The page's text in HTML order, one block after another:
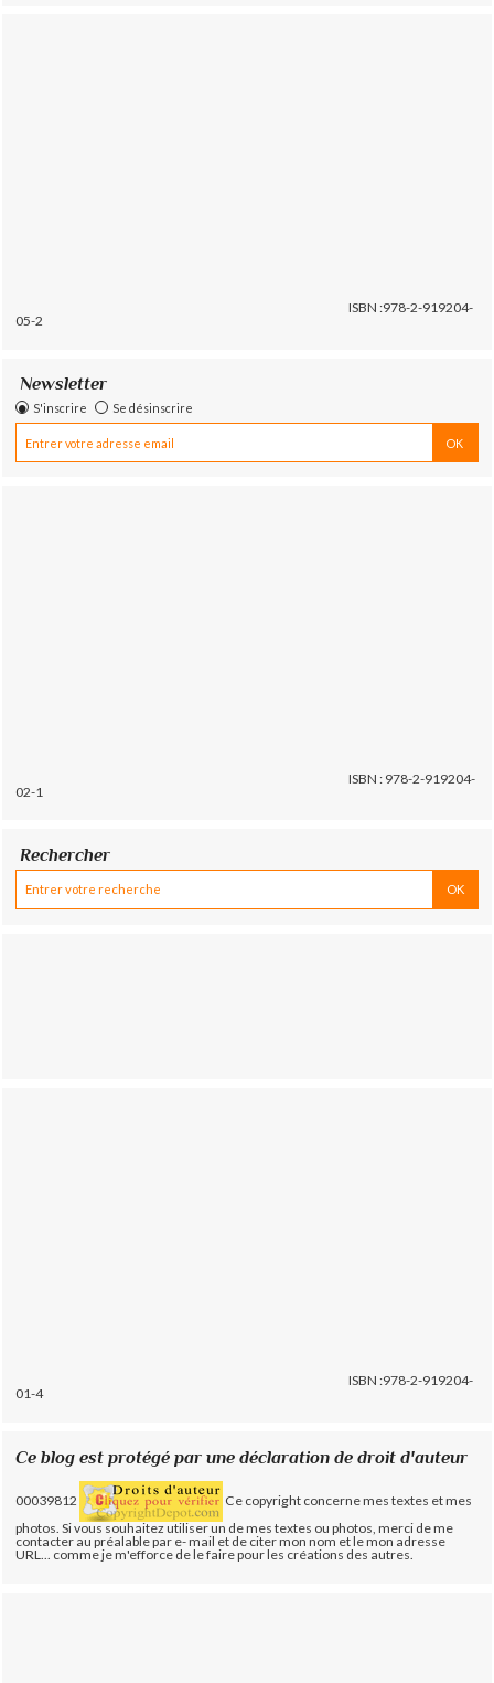
ISBN :978-2-919204-
05-2
Newsletter
S'inscrire Se désinscrire
ISBN : 978-2-919204-
02-1
Rechercher
ISBN :978-2-919204-
01-4
Ce blog est protégé par une déclaration de droit d'auteur
00039812
Ce copyright concerne mes textes et mes
photos. Si vous souhaitez utiliser un de mes textes ou photos, merci de me
contacter au préalable par e- mail et de citer mon nom et le mon adresse
URL... comme je m'efforce de le faire pour les créations des autres.